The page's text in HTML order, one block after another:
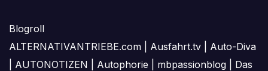
Blogroll
ALTERNATIVANTRIEBE.com
Ausfahrt.tv
Auto-Diva
AUTONOTIZEN Autophorie mbpassionblog
Das